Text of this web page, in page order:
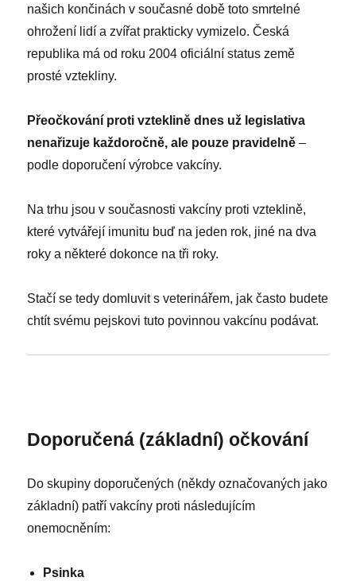
našich končinách v současné době toto smrtelné
ohrožení lidí a zvířat prakticky vymizelo. Česká
republika má od roku 2004 oficiální status země
prosté vztekliny.
Přeočkování proti vzteklině dnes už legislativa
nenařizuje každoročně, ale pouze pravidelně –
podle doporučení výrobce vakcíny.
Na trhu jsou v současnosti vakcíny proti vzteklině,
které vytvářejí imunitu buď na jeden rok, jiné na dva
roky a některé dokonce na tři roky.
Stačí se tedy domluvit s veterinářem, jak často budete
chtít svému pejskovi tuto povinnou vakcínu podávat.
Doporučená (základní) očkování
Do skupiny doporučených (někdy označovaných jako
základní) patří vakcíny proti následujícím
onemocněním:
Psinka